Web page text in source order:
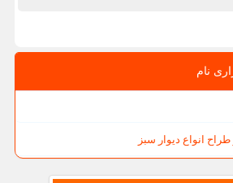
نام
انواع دیوار سبز